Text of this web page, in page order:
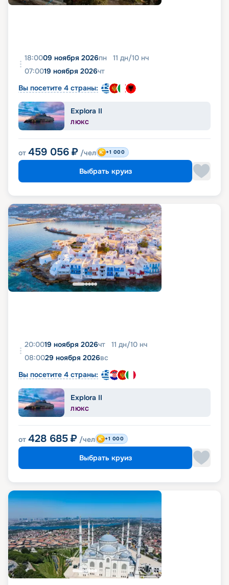
18:0009 ноября 2026пн 11 дн/10 нч
07:0019 ноября 2026чт
Вы посетите 4 страны:
Explora II
ЛЮКС
от 459 056 ₽ /чел +1 000
Выбрать круиз
20:0019 ноября 2026чт 11 дн/10 нч
08:0029 ноября 2026вс
Вы посетите 4 страны:
Explora II
ЛЮКС
от 428 685 ₽ /чел +1 000
Выбрать круиз